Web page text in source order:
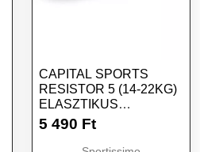
CAPITAL SPORTS
RESISTOR 5 (14-22KG)
ELASZTIKUS
GUMISZALAG, LILA,
5 490 Ft